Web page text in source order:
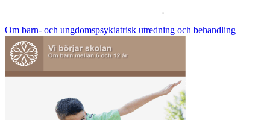
Om barn- och ungdomspsykiatrisk utredning och behandling